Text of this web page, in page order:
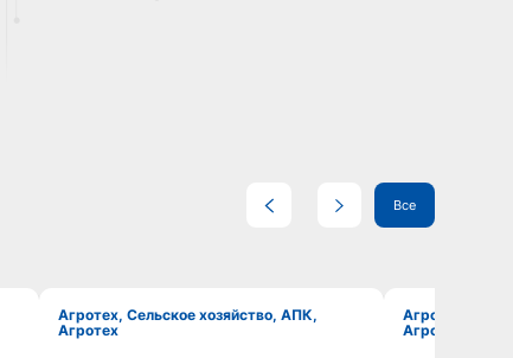
Все
Агротех, Сельское хозяйство, АПК,
Агротех
Агротех, Сельское хозяйство, АПК,
Агротех